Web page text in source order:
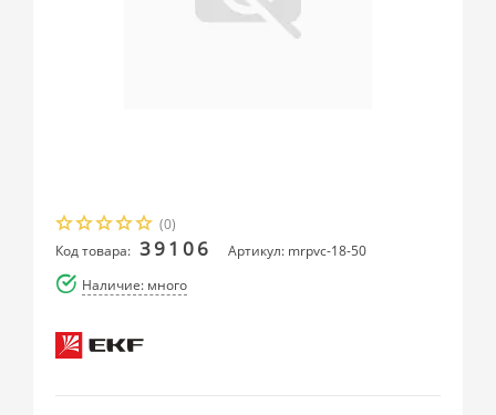
(0)
Код товара: 39106
Артикул: mrpvc-18-50
Наличие: много